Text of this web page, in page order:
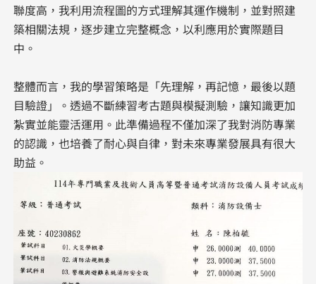
聯度高，我利用流程圖的方式理解其運作機制，並對照建
築相關法規，逐步建立完整概念，以利應用於實際題目
中。
整體而言，我的學習策略是「先理解，再記憶，最後以題
目驗證」。透過不斷練習考古題與模擬測驗，讓知識更加
紮實並能靈活運用。此準備過程不僅加深了我對消防專業
的認識，也培養了耐心與自律，對未來專業發展具有很大
助益。